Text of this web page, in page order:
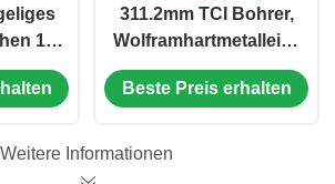
12
311.2mm TCI Bohrer,
Wolframhartmetalleinsatz-
Stückchen mit
Reibungs-
Beste Preis erhalten
Weitere Informationen